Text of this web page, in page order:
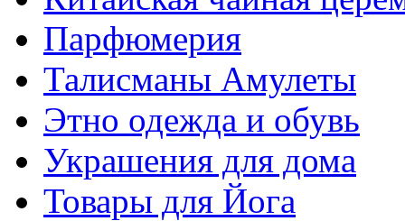
Парфюмерия
Талисманы Амулеты
Этно одежда и обувь
Украшения для дома
Товары для Йога